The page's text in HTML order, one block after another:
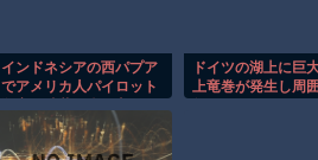
インドネシアの西パプア
でアメリカ人パイロット
ドイツの湖上に巨
上竜巻が発生し周